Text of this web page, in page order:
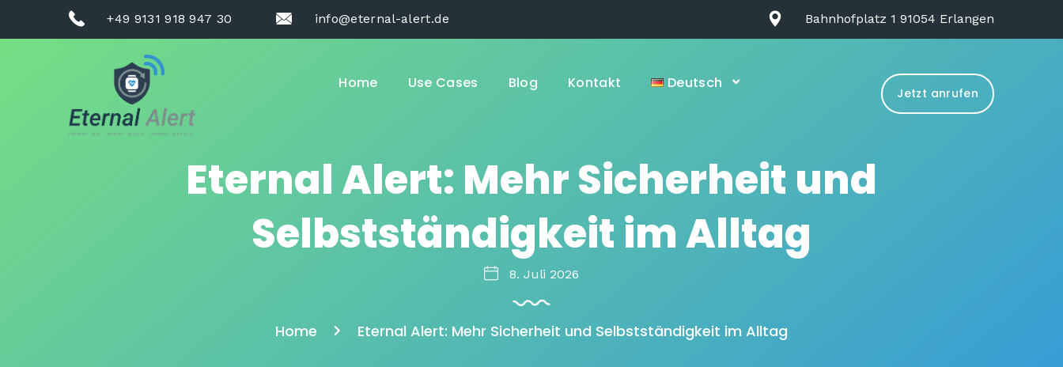
+49 9131 918 947 30 info@eternal-alert.de Bahnhofplatz 1 91054 Erlangen
Home Use Cases Blog Kontakt Deutsch
Jetzt anrufen
Eternal Alert: Mehr Sicherheit und
Selbstständigkeit im Alltag
8. Juli 2026
Home Eternal Alert: Mehr Sicherheit und Selbstständigkeit im Alltag